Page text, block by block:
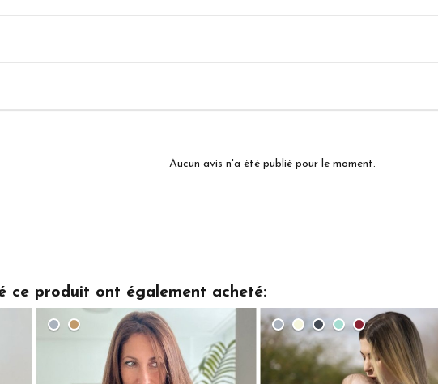
Aucun avis n'a été publié pour le moment.
ce produit ont également acheté: